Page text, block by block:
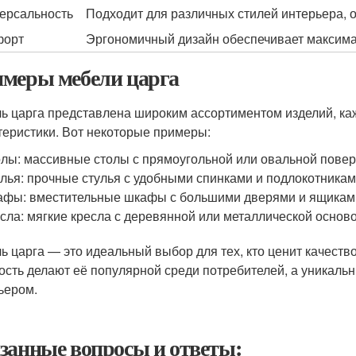
Подходит для различных стилей интерьера,
Эргономичный дизайн обеспечивает
мебели царга
царга представлена широким ассортиментом изделий,
Вот некоторые примеры:
массивные столы с прямоугольной или овальной
прочные стулья с удобными спинками и
вместительные шкафы с большими дверями и
мягкие кресла с деревянной или металлической
царга — это идеальный выбор для тех, кто ценит
делают её популярной среди потребителей, а
вопросы и ответы: